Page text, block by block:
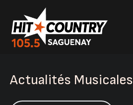
Actualités Musicales